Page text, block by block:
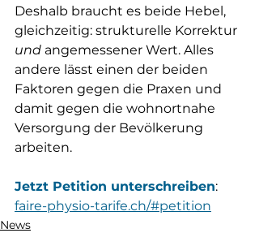
Deshalb braucht es beide Hebel,
gleichzeitig: strukturelle Korrektur
und angemessener Wert. Alles
andere lässt einen der beiden
Faktoren gegen die Praxen und
damit gegen die wohnortnahe
Versorgung der Bevölkerung
arbeiten.
Jetzt Petition unterschreiben:
faire-physio-tarife.ch/#petition
News